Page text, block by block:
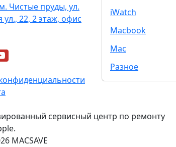
Чистые пруды, ул.
22, 2 этаж, офис
iWatch
Macbook
Mac
Разное
сервисный центр по ремонту
MACSAVE